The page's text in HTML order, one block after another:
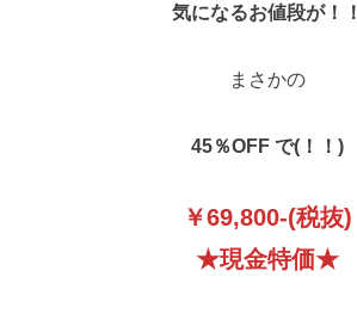
気になるお値段が！！
まさかの
45％OFF で(！！)
￥69,800-(税抜)
★現金特価★